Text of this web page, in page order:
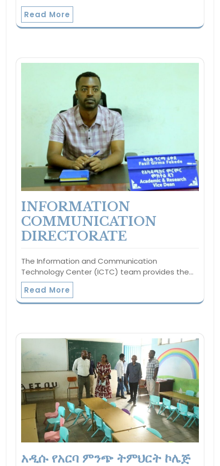
Read More
INFORMATION
COMMUNICATION
DIRECTORATE
The Information and Communication
Technology Center (ICTC) team provides the…
Read More
አዲሱ የአርባ ምንጭ ትምህርት ኮሌጅ